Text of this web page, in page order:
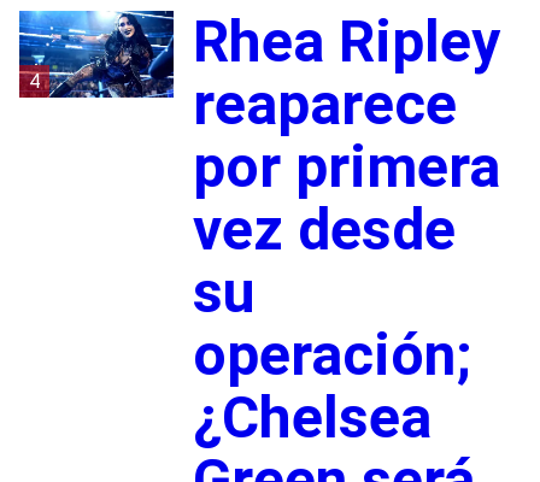
4
Rhea Ripley
reaparece
por primera
vez desde
su
operación;
¿Chelsea